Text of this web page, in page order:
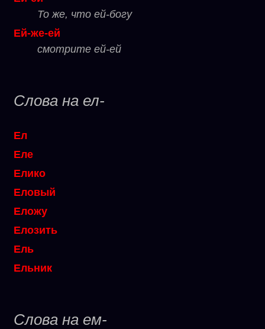
То же, что ей-богу
Ей-же-ей
смотрите ей-ей
Слова на ел-
Ел
Еле
Елико
Еловый
Еложу
Елозить
Ель
Ельник
Слова на ем-